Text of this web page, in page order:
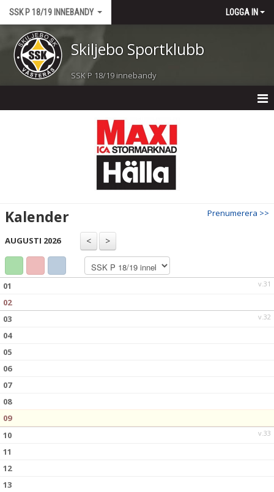
SSK P 18/19 INNEBANDY LOGGA IN
Skiljebo Sportklubb
SSK P 18/19 innebandy
BILDGALLERI
DOKUMENT
KONTAKT
Prenumerera >>
Kalender
AUGUSTI 2026
v.31
01
02
v.32
03
04
05
06
07
08
09
v.33
10
11
12
13